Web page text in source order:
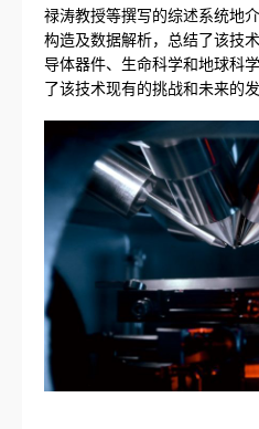
禄涛教授等撰写的综述系统地
构造及数据解析，总结了该技
导体器件、生命科学和地球科
了该技术现有的挑战和未来的发